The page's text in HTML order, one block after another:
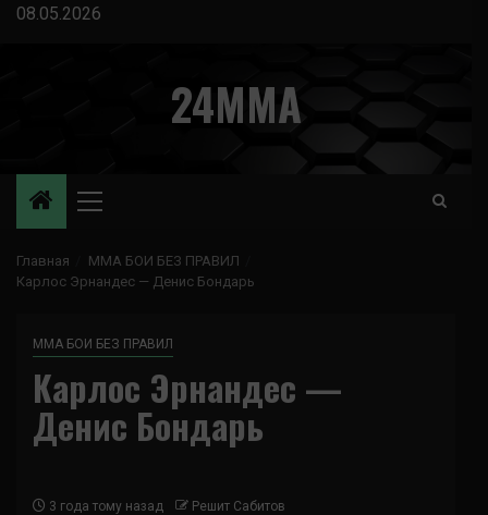
Перейти
08.05.2026
24MMA
Основное
Главная
ММА БОИ БЕЗ ПРАВИЛ
Карлос Эрнандес — Денис Бондарь
ММА БОИ БЕЗ ПРАВИЛ
Карлос Эрнандес —
Денис Бондарь
3 года тому назад Решит Сабитов